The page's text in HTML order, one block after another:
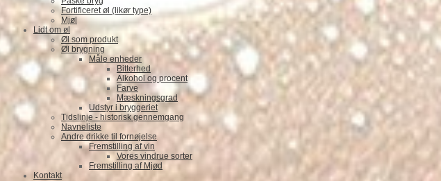
Fortificeret øl (likør type)
Mjøl
Lidt om øl
Øl som produkt
Øl brygning
Måle enheder
Bitterhed
Alkohol og procent
Farve
Mæskningsgrad
Udstyr i bryggeriet
Tidslinje - historisk gennemgang
Navneliste
Andre drikke til fornøjelse
Fremstilling af vin
Vores vindrue sorter
Fremstilling af Mjød
Kontakt